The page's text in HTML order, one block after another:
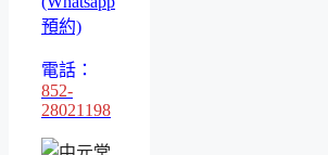
預約)
電話：
852-
28021198